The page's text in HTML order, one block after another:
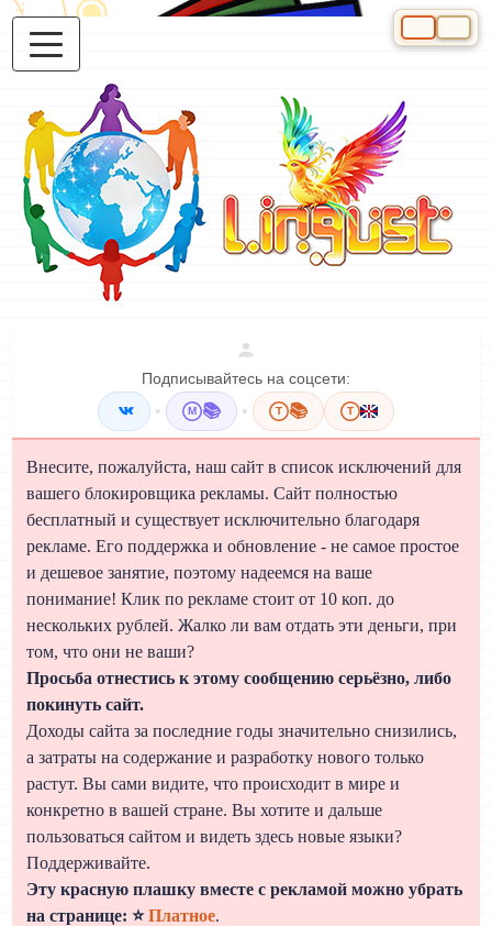
Подписывайтесь на соцсети:
• M 📚 • T 📚 T
Внесите, пожалуйста, наш сайт в список исключений для
вашего блокировщика рекламы. Сайт полностью
бесплатный и существует исключительно благодаря
рекламе. Его поддержка и обновление - не самое простое
и дешевое занятие, поэтому надеемся на ваше
понимание! Клик по рекламе стоит от 10 коп. до
нескольких рублей. Жалко ли вам отдать эти деньги, при
том, что они не ваши?
Просьба отнестись к этому сообщению серьёзно, либо
покинуть сайт.
Доходы сайта за последние годы значительно снизились,
а затраты на содержание и разработку нового только
растут. Вы сами видите, что происходит в мире и
конкретно в вашей стране. Вы хотите и дальше
пользоваться сайтом и видеть здесь новые языки?
Поддерживайте.
Эту красную плашку вместе с рекламой можно убрать
на странице: ⭐Платное.